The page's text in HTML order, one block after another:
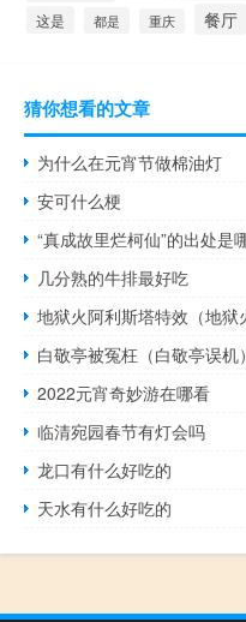
这是 都是 重庆 餐厅
猜你想看的文章
为什么在元宵节做棉油灯
安可什么梗
“真成故里烂柯仙”的出处是
几分熟的牛排最好吃
地狱火阿利斯塔特效（地狱
白敬亭被冤枉（白敬亭误机）
2022元宵奇妙游在哪看
临清宛园春节有灯会吗
龙口有什么好吃的
天水有什么好吃的